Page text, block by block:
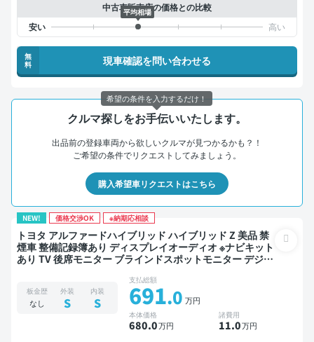
中古車販売店の価格との比較
平均相場
無
料
現車確認を問い合わせる
クルマ探しをお手伝いいたします。
出品前の登録車両から欲しいクルマが見つかるかも？！
ご希望の条件でリクエストしてみましょう。
購入希望車リクエストはこちら
NEW! 価格交渉OK ※納期応相談
トヨタ アルファードハイブリッド ハイブリッド Z 美品 禁
煙車 整備記録簿あり ディスプレイオーディオ ※ナビキット
あり TV 後席モニター ブラインドスポットモニター デジタ
ETC サンルーフ 電動バックドア バックモニター 全方位カ
メラ ドライブレコーダー フルエアロ 社外マフラー 衝突軽
減 両側電動スライドドア 7人乗り
板金歴
なし
外装
S
内装
S
支払総額
691.0 万円
本体価格
680.0万円
諸費用
11.0万円
希望の条件を入力するだけ！